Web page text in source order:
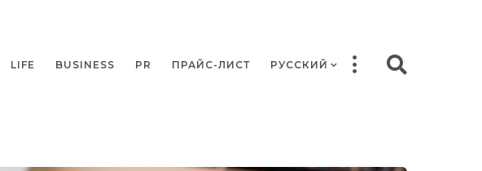
LIFE BUSINESS PR ПРАЙС-ЛИСТ РУССКИЙ